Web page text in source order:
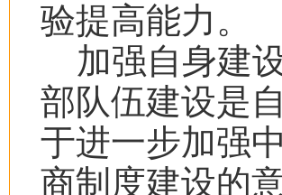
验提高能力。
加强自身建
部队伍建设是
于进一步加强
商制度建设的